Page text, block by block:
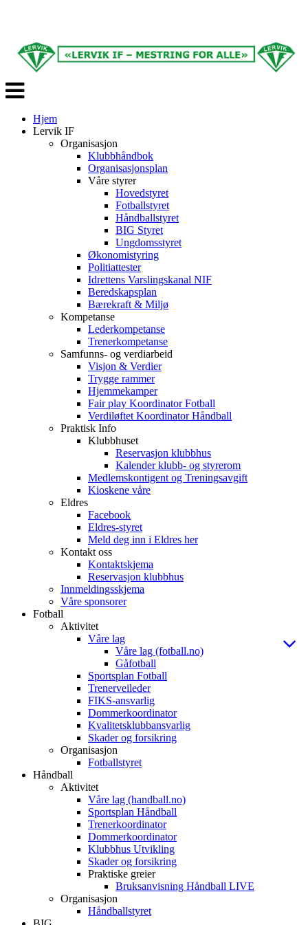
Veksle
navigasjon
Hjem
Lervik IF
Organisasjon
Klubbhåndbok
Organisasjonsplan
Våre styrer
Hovedstyret
Fotballstyret
Håndballstyret
BIG Styret
Ungdomsstyret
Økonomistyring
Politiattester
Idrettens Varslingskanal NIF
Beredskapsplan
Bærekraft & Miljø
Kompetanse
Lederkompetanse
Trenerkompetanse
Samfunns- og verdiarbeid
Visjon & Verdier
Trygge rammer
Hjemmekamper
Fair play Koordinator Fotball
Verdiløftet Koordinator Håndball
Praktisk Info
Klubbhuset
Reservasjon klubbhus
Kalender klubb- og styrerom
Medlemskontigent og Treningsavgift
Kioskene våre
Eldres
Facebook
Eldres-styret
Meld deg inn i Eldres her
Kontakt oss
Kontaktskjema
Reservasjon klubbhus
Innmeldingsskjema
Våre sponsorer
Fotball
Aktivitet
Våre lag
Våre lag (fotball.no)
Gåfotball
Sportsplan Fotball
Trenerveileder
FIKS-ansvarlig
Dommerkoordinator
Kvalitetsklubbansvarlig
Skader og forsikring
Organisasjon
Fotballstyret
Håndball
Aktivitet
Våre lag (handball.no)
Sportsplan Håndball
Trenerkoordinator
Dommerkoordinator
Klubbhus Utvikling
Skader og forsikring
Praktiske greier
Bruksanvisning Håndball LIVE
Organisasjon
Håndballstyret